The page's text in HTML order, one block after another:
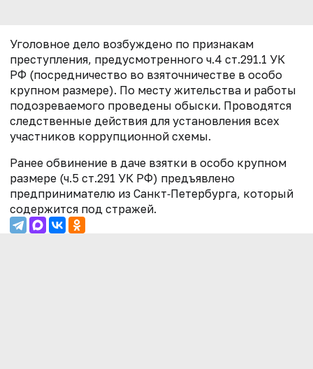
Уголовное дело возбуждено по признакам
преступления, предусмотренного ч.4 ст.291.1 УК
РФ (посредничество во взяточничестве в особо
крупном размере). По месту жительства и работы
подозреваемого проведены обыски. Проводятся
следственные действия для установления всех
участников коррупционной схемы.
Ранее обвинение в даче взятки в особо крупном
размере (ч.5 ст.291 УК РФ) предъявлено
предпринимателю из Санкт‑Петербурга, который
содержится под стражей.